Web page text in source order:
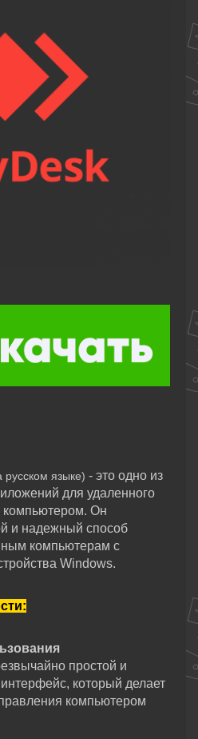
русском языке) - это одно из
для удаленного
компьютером. Он
и надежный способ
компьютерам с
Windows.
простой и
который делает
компьютером